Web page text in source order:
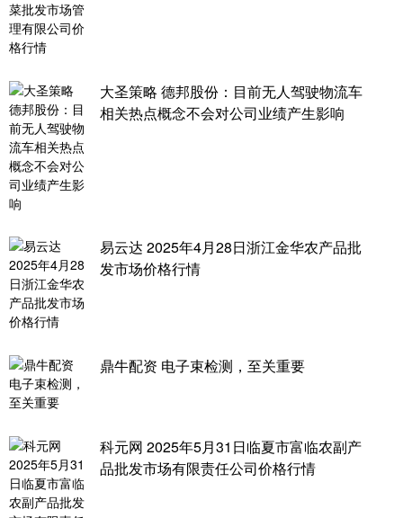
大圣策略 德邦股份：目前无人驾驶物流车
相关热点概念不会对公司业绩产生影响
易云达 2025年4月28日浙江金华农产品批
发市场价格行情
鼎牛配资 电子束检测，至关重要
科元网 2025年5月31日临夏市富临农副产
品批发市场有限责任公司价格行情